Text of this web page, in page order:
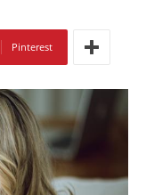
Pinterest